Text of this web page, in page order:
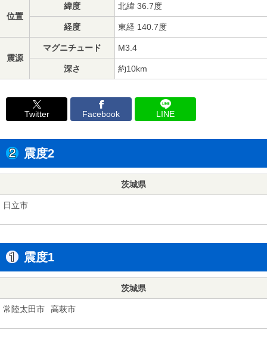
位置
緯度 北緯 36.7度
経度 東経 140.7度
震源
マグニチュード M3.4
深さ 約10km
Twitter Facebook LINE
震度2
茨城県
日立市
震度1
茨城県
常陸太田市 高萩市